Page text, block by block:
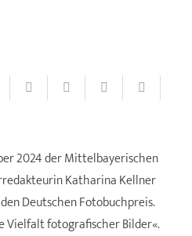
2024 der Mittelbayerischen
Katharina Kellner
Deutschen Fotobuchpreis.
Vielfalt fotografischer Bilder«.